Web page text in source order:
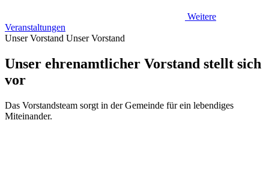
Weitere
Veranstaltungen
Unser Vorstand Unser Vorstand
Unser ehrenamtlicher Vorstand stellt sich
vor
Das Vorstandsteam sorgt in der Gemeinde für ein lebendiges
Miteinander.